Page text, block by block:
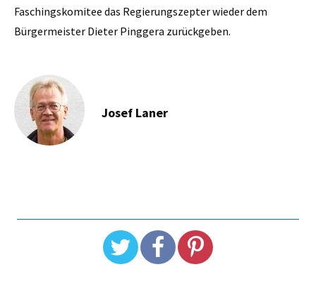
Faschingskomitee das Regierungszepter wieder dem
Bürgermeister Dieter Pinggera zurückgeben.
Josef Laner